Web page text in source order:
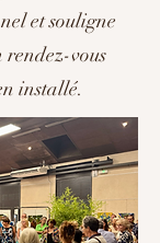
et souligne
vous
installé.